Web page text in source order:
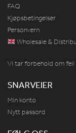
FAQ
Kjøpsbetingelser
Personvern
Wholesale &
Vi tar forbehold om feil
SNARVEIER
Min konto
Nytt passord